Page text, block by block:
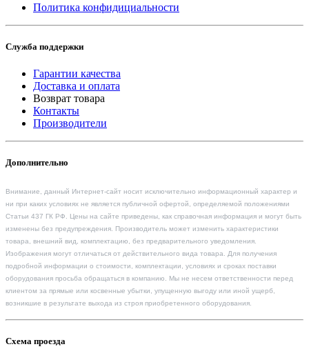
Политика конфидициальности
Служба поддержки
Гарантии качества
Доставка и оплата
Возврат товара
Контакты
Производители
Дополнительно
Внимание, данный Интернет-сайт носит исключительно информационный характер и
ни при каких условиях не является публичной офертой, определяемой положениями
Статьи 437 ГК РФ. Цены на сайте приведены, как справочная информация и могут быть
изменены без предупреждения. Производитель может изменить характеристики
товара, внешний вид, комплектацию, без предварительного уведомления.
Изображения могут отличаться от действительного вида товара. Для получения
подробной информации о стоимости, комплектации, условиях и сроках поставки
оборудования просьба обращаться в компанию. Мы не несем ответственности перед
клиентом за прямые или косвенные убытки, упущенную выгоду или иной ущерб,
возникшие в результате выхода из строя приобретенного оборудования.
Схема проезда